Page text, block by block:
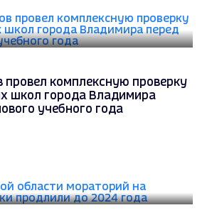
комплексную проверку
школ города Владимира
учебного года